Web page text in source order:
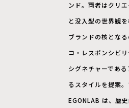
ンド。両者はクリ
と没入型の世界観を
ブランドの核とな
コ・レスポンシビ
シグネチャーであ
るスタイルを提案
EGONLAB は、歴